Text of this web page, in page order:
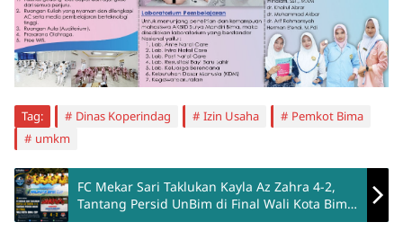
Tag: Dinas Koperindag Izin Usaha
Pemkot Bima
umkm
FC Mekar Sari Taklukan Kayla Az Zahra 4-2,
Tantang Persid UnBim di Final Wali Kota Bima
Cup